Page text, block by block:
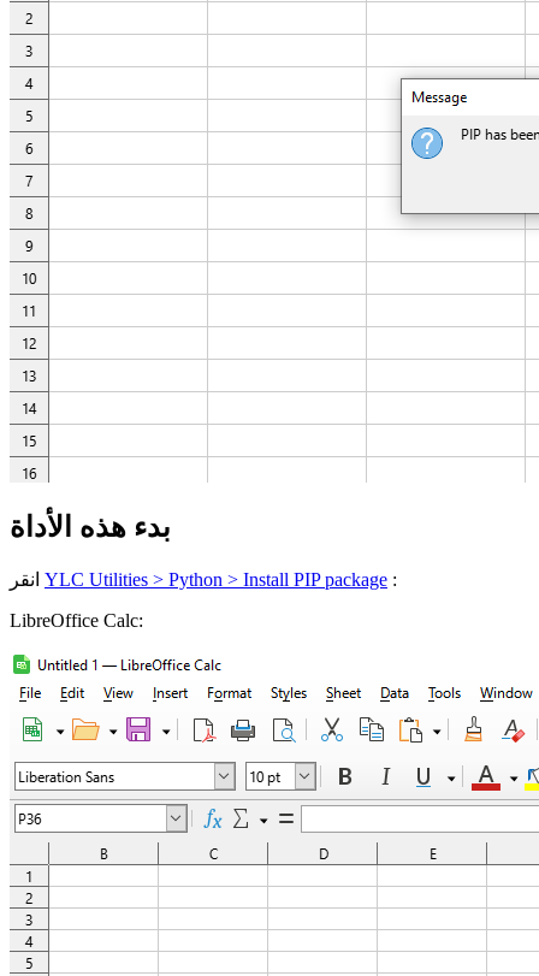
بدء هذه الأداة
YLC Utilities > Python > Install PIP package :
LibreOffice Calc: